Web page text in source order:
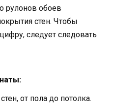
рулонов обоев
стен. Чтобы
следует следовать
от пола до потолка.